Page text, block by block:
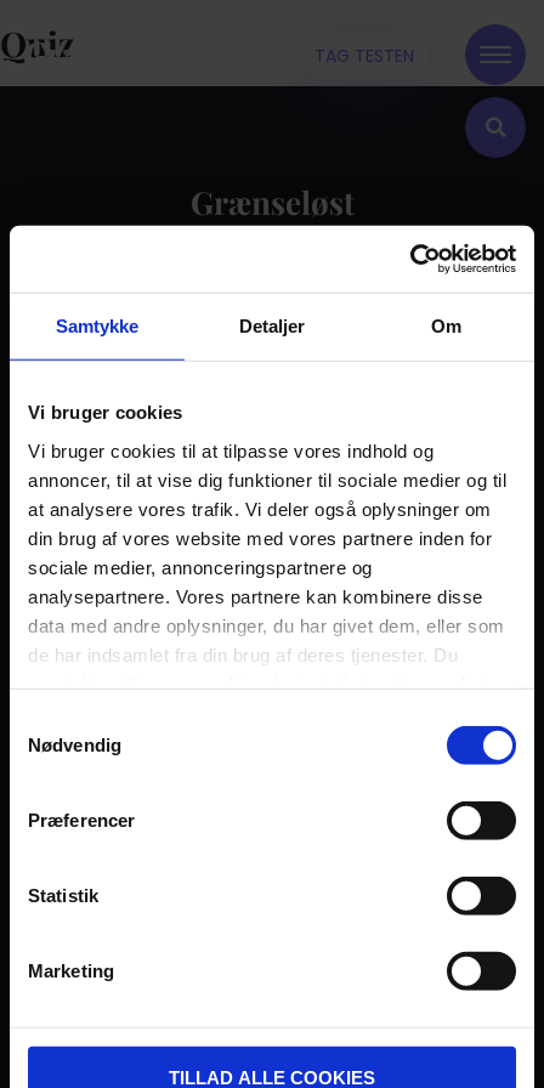
Samtykke Detaljer Om
Vi bruger cookies
Vi bruger cookies til at tilpasse vores indhold og
annoncer, til at vise dig funktioner til sociale medier og til
at analysere vores trafik. Vi deler også oplysninger om
din brug af vores website med vores partnere inden for
sociale medier, annonceringspartnere og
analysepartnere. Vores partnere kan kombinere disse
data med andre oplysninger, du har givet dem, eller som
de har indsamlet fra din brug af deres tjenester. Du
Nødvendig
Præferencer
Statistik
Marketing
TILLAD ALLE COOKIES
TAG TESTEN
Quiz
Grænseløst
Kontakt
Dilemma
Stories & Viden
Pårørende
Find støtte
Om os
Persondatapolitik
Fagområde